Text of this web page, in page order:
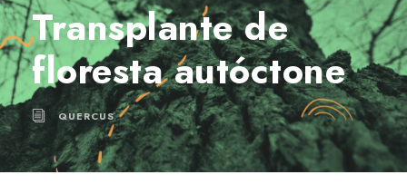
Transplante de
floresta autóctone
QUERCUS